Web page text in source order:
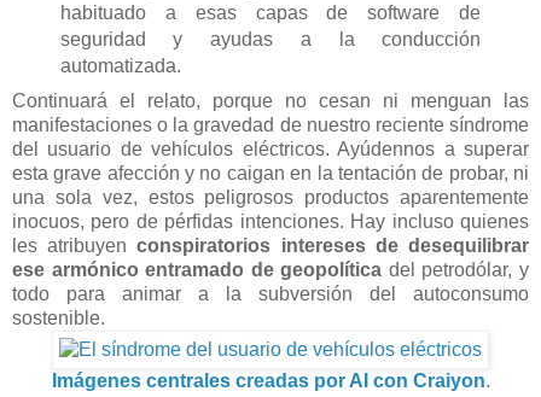
habituado a esas capas de software de
seguridad y ayudas a la conducción
automatizada.
Continuará el relato, porque no cesan ni menguan las
manifestaciones o la gravedad de nuestro reciente síndrome
del usuario de vehículos eléctricos. Ayúdennos a superar
esta grave afección y no caigan en la tentación de probar, ni
una sola vez, estos peligrosos productos aparentemente
inocuos, pero de pérfidas intenciones. Hay incluso quienes
les atribuyenconspiratorios intereses de desequilibrar
ese armónico entramado de geopolítica del petrodólar, y
todo para animar a la subversión del autoconsumo
sostenible.
Imágenes centrales creadas por AI con Craiyon.